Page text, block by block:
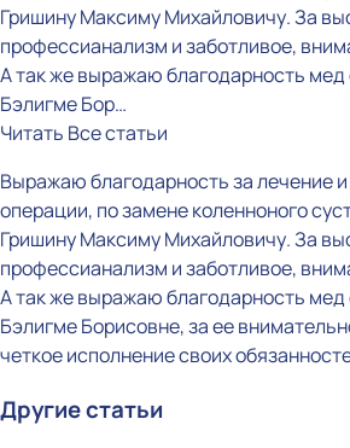
Гришину Максиму Михайловичу. За
профессианализм и заботливое,
А так же выражаю благодарность мед
Бэлигме Бор…
Читать Все статьи
Выражаю благодарность за лечение
операции, по замене коленноного
Гришину Максиму Михайловичу. За
профессианализм и заботливое,
А так же выражаю благодарность мед
Бэлигме Борисовне, за ее
четкое исполнение своих
Другие статьи